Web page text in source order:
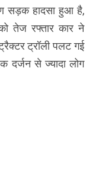
सड़क हादसा हुआ है,
तेज रफ्तार कार ने
ट्रॉली पलट गई
दर्जन से ज्यादा लोग